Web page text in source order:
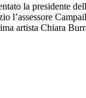
la presidente
l’assessore
artista Chiara